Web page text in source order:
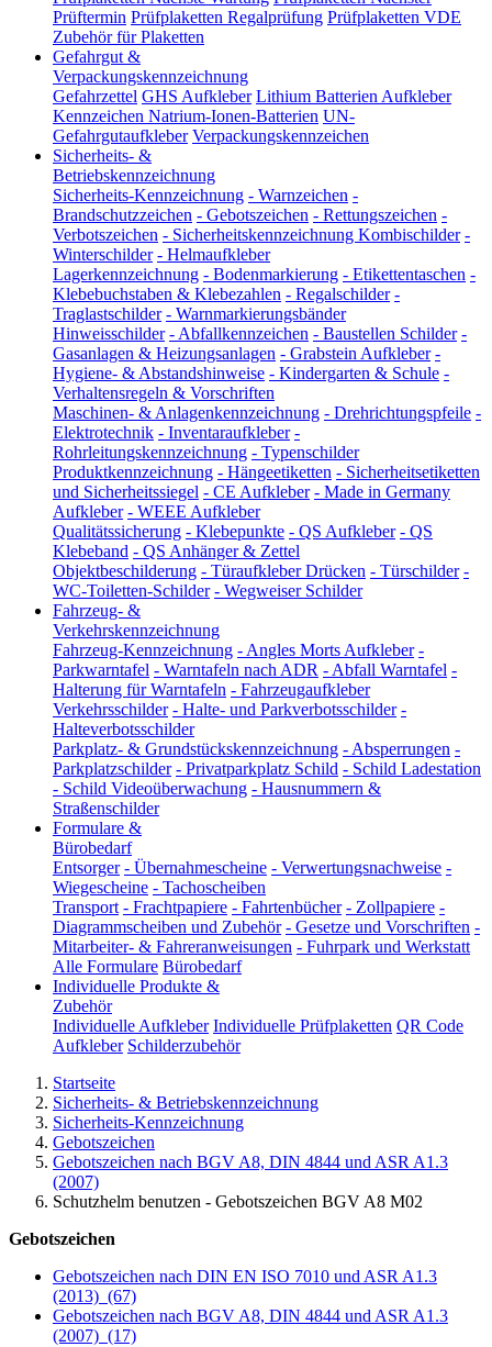
Prüftermin Prüfplaketten Regalprüfung Prüfplaketten VDE
Zubehör für Plaketten
Gefahrgut &
Verpackungskennzeichnung
Gefahrzettel GHS Aufkleber Lithium Batterien Aufkleber
Kennzeichen Natrium-Ionen-Batterien UN-
Gefahrgutaufkleber Verpackungskennzeichen
Sicherheits- &
Betriebskennzeichnung
Sicherheits-Kennzeichnung - Warnzeichen -
Brandschutzzeichen - Gebotszeichen - Rettungszeichen -
Verbotszeichen - Sicherheitskennzeichnung Kombischilder -
Winterschilder - Helmaufkleber
Lagerkennzeichnung - Bodenmarkierung - Etikettentaschen -
Klebebuchstaben & Klebezahlen - Regalschilder -
Traglastschilder - Warnmarkierungsbänder
Hinweisschilder - Abfallkennzeichen - Baustellen Schilder -
Gasanlagen & Heizungsanlagen - Grabstein Aufkleber -
Hygiene- & Abstandshinweise - Kindergarten & Schule -
Verhaltensregeln & Vorschriften
Maschinen- & Anlagenkennzeichnung - Drehrichtungspfeile -
Elektrotechnik - Inventaraufkleber -
Rohrleitungskennzeichnung - Typenschilder
Produktkennzeichnung - Hängeetiketten - Sicherheitsetiketten
und Sicherheitssiegel - CE Aufkleber - Made in Germany
Aufkleber - WEEE Aufkleber
Qualitätssicherung - Klebepunkte - QS Aufkleber - QS
Klebeband - QS Anhänger & Zettel
Objektbeschilderung - Türaufkleber Drücken - Türschilder -
WC-Toiletten-Schilder - Wegweiser Schilder
Fahrzeug- &
Verkehrskennzeichnung
Fahrzeug-Kennzeichnung - Angles Morts Aufkleber -
Parkwarntafel - Warntafeln nach ADR - Abfall Warntafel -
Halterung für Warntafeln - Fahrzeugaufkleber
Verkehrsschilder - Halte- und Parkverbotsschilder -
Halteverbotsschilder
Parkplatz- & Grundstückskennzeichnung - Absperrungen -
Parkplatzschilder - Privatparkplatz Schild - Schild Ladestation
- Schild Videoüberwachung - Hausnummern &
Straßenschilder
Formulare &
Bürobedarf
Entsorger - Übernahmescheine - Verwertungsnachweise -
Wiegescheine - Tachoscheiben
Transport - Frachtpapiere - Fahrtenbücher - Zollpapiere -
Diagrammscheiben und Zubehör - Gesetze und Vorschriften -
Mitarbeiter- & Fahreranweisungen - Fuhrpark und Werkstatt
Alle Formulare Bürobedarf
Individuelle Produkte &
Zubehör
Individuelle Aufkleber Individuelle Prüfplaketten QR Code
Aufkleber Schilderzubehör
Startseite
Sicherheits- & Betriebskennzeichnung
Sicherheits-Kennzeichnung
Gebotszeichen
Gebotszeichen nach BGV A8, DIN 4844 und ASR A1.3
(2007)
Schutzhelm benutzen - Gebotszeichen BGV A8 M02
Gebotszeichen
Gebotszeichen nach DIN EN ISO 7010 und ASR A1.3
(2013) (67)
Gebotszeichen nach BGV A8, DIN 4844 und ASR A1.3
(2007) (17)